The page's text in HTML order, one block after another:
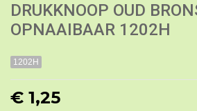
DRUKKNOOP OUD
OPNAAIBAAR 1202H
1202H
€ 1,25